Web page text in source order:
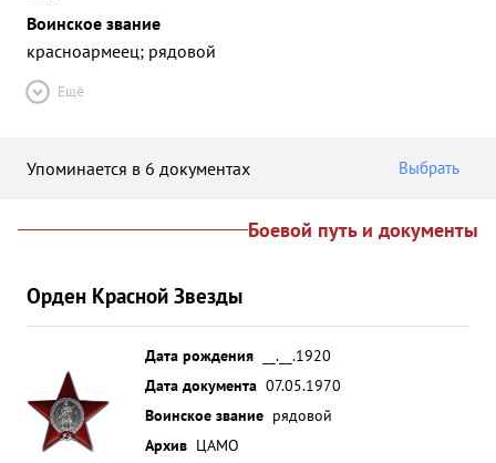
Воинское звание
красноармеец; рядовой
Ещё
Упоминается в 6 документах Выбрать
Боевой путь и документы
Орден Красной Звезды
Дата рождения
__.__.1920
Дата документа 07.05.1970
Воинское звание рядовой
Архив ЦАМО